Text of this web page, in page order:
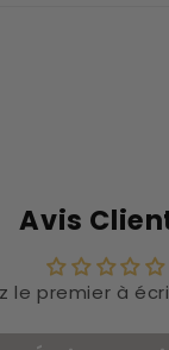
Avis
le premier à